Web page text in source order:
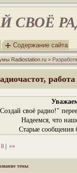
СВОЁ
Содержание сайта
Radiostation.ru »
своё радио!"
Надеемся, что
Старые сообщения
8 »»
темы